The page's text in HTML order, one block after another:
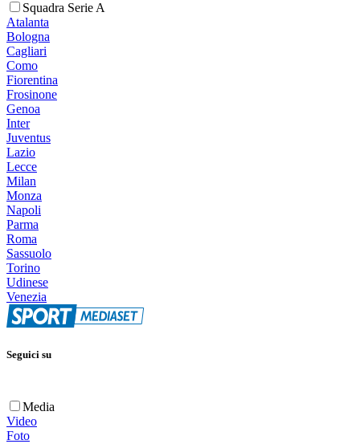
Squadra Serie A
Atalanta
Bologna
Cagliari
Como
Fiorentina
Frosinone
Genoa
Inter
Juventus
Lazio
Lecce
Milan
Monza
Napoli
Parma
Roma
Sassuolo
Torino
Udinese
Venezia
Seguici su
Media
Video
Foto